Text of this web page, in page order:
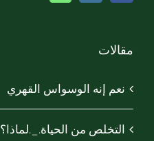
مقالات
نعم إنه الوسواس القهري
التخلص من الحياة._.لماذا؟